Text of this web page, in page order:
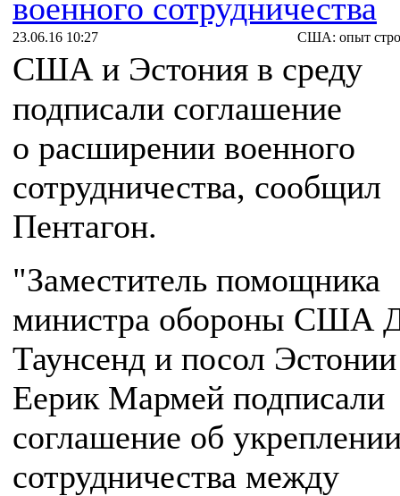
военного сотрудничества
23.06.16 10:27 США: опыт
США и Эстония в среду
подписали соглашение
о расширении военного
сотрудничества, сообщил
Пентагон.
"Заместитель помощника
министра обороны США
Таунсенд и посол
Еерик Мармей подписали
соглашение об
сотрудничества между